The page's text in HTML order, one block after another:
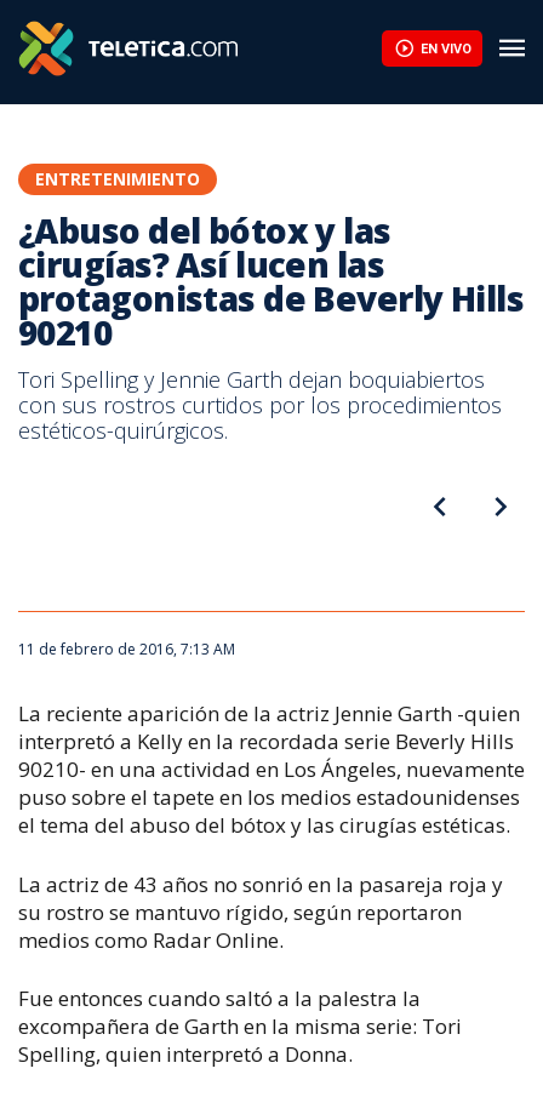
EN VIVO
ENTRETENIMIENTO
¿Abuso del bótox y las
cirugías? Así lucen las
protagonistas de Beverly Hills
90210
Tori Spelling y Jennie Garth dejan boquiabiertos
con sus rostros curtidos por los procedimientos
estéticos-quirúrgicos.
11 de febrero de 2016, 7:13 AM
La reciente aparición de la actriz Jennie Garth -quien
interpretó a Kelly en la recordada serie Beverly Hills
90210- en una actividad en Los Ángeles, nuevamente
puso sobre el tapete en los medios estadounidenses
el tema del abuso del bótox y las cirugías estéticas.
La actriz de 43 años no sonrió en la pasareja roja y
su rostro se mantuvo rígido, según reportaron
medios como Radar Online.
Fue entonces cuando saltó a la palestra la
excompañera de Garth en la misma serie: Tori
Spelling, quien interpretó a Donna.